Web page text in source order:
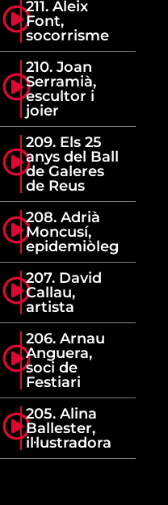
211. Aleix
Font,
socorrisme
210. Joan
Serramià,
escultor i
joier
209. Els 25
anys del Ball
de Galeres
de Reus
208. Adrià
Moncusí,
epidemiòleg
207. David
Callau,
artista
206. Arnau
Anguera,
soci de
Festiari
205. Alina
Ballester,
il·lustradora